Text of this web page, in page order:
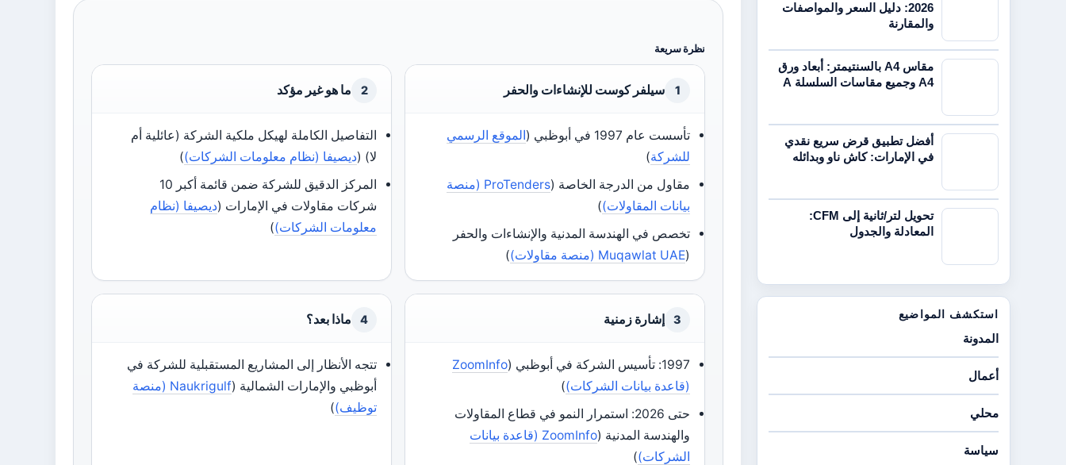
نظرة سريعة
1 سيلفر كوست للإنشاءات والحفر
تأسست عام 1997 في أبوظبي (
الموقع الرسمي
للشركة)
مقاول من الدرجة الخاصة (
ProTenders (منصة
بيانات المقاولات))
تخصص في الهندسة المدنية والإنشاءات والحفر
(Muqawlat UAE (منصة مقاولات) )
2 ما هو غير مؤكد
التفاصيل الكاملة لهيكل ملكية الشركة (عائلية أم
لا) (ديصيفا (نظام معلومات الشركات))
المركز الدقيق للشركة ضمن قائمة أكبر 10
شركات مقاولات في الإمارات (ديصيفا (نظام
معلومات الشركات))
3 إشارة زمنية
1997: تأسيس الشركة في أبوظبي (
ZoomInfo
(قاعدة بيانات الشركات))
حتى 2026: استمرار النمو في قطاع المقاولات
والهندسة المدنية (
ZoomInfo (قاعدة بيانات
الشركات))
4 ماذا بعد؟
تتجه الأنظار إلى المشاريع المستقبلية للشركة في
أبوظبي والإمارات الشمالية (
Naukrigulf (منصة
توظيف))
2026: دليل السعر والمواصفات
والمقارنة
مقاس A4 بالسنتيمتر: أبعاد ورق
A4 وجميع مقاسات السلسلة A
أفضل تطبيق قرض سريع نقدي
في الإمارات: كاش ناو وبدائله
تحويل لتر/ثانية إلى CFM:
المعادلة والجدول
استكشف المواضيع
المدونة
أعمال
محلي
سياسة